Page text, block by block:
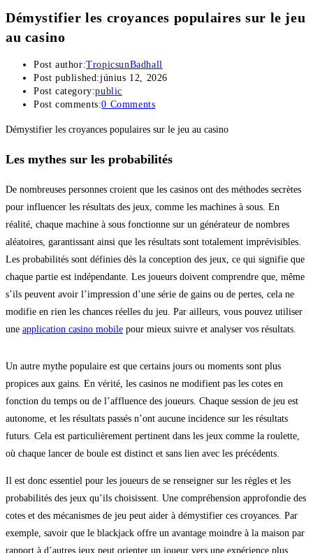
Démystifier les croyances populaires sur le jeu
au casino
Post author:TropicsunBadhall
Post published:június 12, 2026
Post category:public
Post comments:0 Comments
Démystifier les croyances populaires sur le jeu au casino
Les mythes sur les probabilités
De nombreuses personnes croient que les casinos ont des méthodes secrètes
pour influencer les résultats des jeux, comme les machines à sous. En
réalité, chaque machine à sous fonctionne sur un générateur de nombres
aléatoires, garantissant ainsi que les résultats sont totalement imprévisibles.
Les probabilités sont définies dès la conception des jeux, ce qui signifie que
chaque partie est indépendante. Les joueurs doivent comprendre que, même
s’ils peuvent avoir l’impression d’une série de gains ou de pertes, cela ne
modifie en rien les chances réelles du jeu. Par ailleurs, vous pouvez utiliser
une application casino mobile pour mieux suivre et analyser vos résultats.
Un autre mythe populaire est que certains jours ou moments sont plus
propices aux gains. En vérité, les casinos ne modifient pas les cotes en
fonction du temps ou de l’affluence des joueurs. Chaque session de jeu est
autonome, et les résultats passés n’ont aucune incidence sur les résultats
futurs. Cela est particulièrement pertinent dans les jeux comme la roulette,
où chaque lancer de boule est distinct et sans lien avec les précédents.
Il est donc essentiel pour les joueurs de se renseigner sur les règles et les
probabilités des jeux qu’ils choisissent. Une compréhension approfondie des
cotes et des mécanismes de jeu peut aider à démystifier ces croyances. Par
exemple, savoir que le blackjack offre un avantage moindre à la maison par
rapport à d’autres jeux peut orienter un joueur vers une expérience plus